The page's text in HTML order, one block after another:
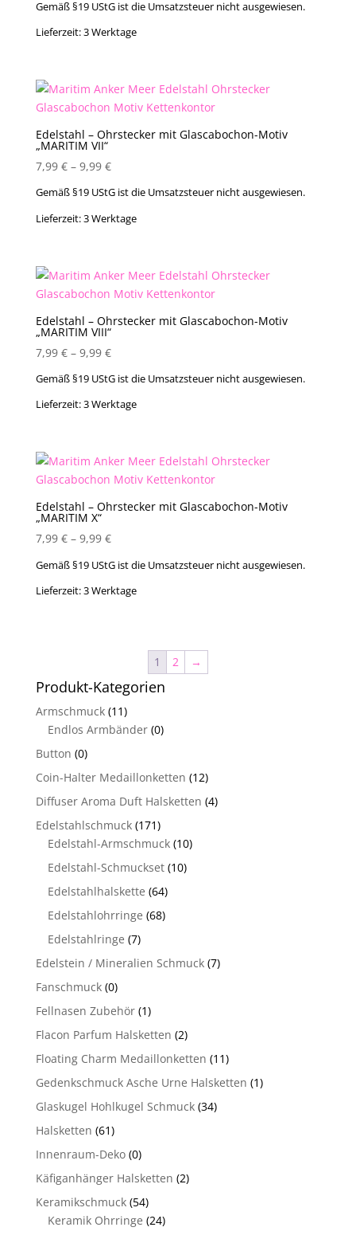
Gemäß §19 UStG ist die Umsatzsteuer nicht ausgewiesen.
Lieferzeit:3 Werktage
Edelstahl – Ohrstecker mit Glascabochon-Motiv
„MARITIM VII“
7,99 €– 9,99 €
Gemäß §19 UStG ist die Umsatzsteuer nicht ausgewiesen.
Lieferzeit:3 Werktage
Edelstahl – Ohrstecker mit Glascabochon-Motiv
„MARITIM VIII“
7,99 €– 9,99 €
Gemäß §19 UStG ist die Umsatzsteuer nicht ausgewiesen.
Lieferzeit:3 Werktage
Edelstahl – Ohrstecker mit Glascabochon-Motiv
„MARITIM X“
7,99 €– 9,99 €
Gemäß §19 UStG ist die Umsatzsteuer nicht ausgewiesen.
Lieferzeit:3 Werktage
1 2 →
Produkt-Kategorien
Armschmuck (11)
Endlos Armbänder (0)
Button (0)
Coin-Halter Medaillonketten (12)
Diffuser Aroma Duft Halsketten (4)
Edelstahlschmuck (171)
Edelstahl-Armschmuck (10)
Edelstahl-Schmuckset (10)
Edelstahlhalskette (64)
Edelstahlohrringe (68)
Edelstahlringe (7)
Edelstein / Mineralien Schmuck (7)
Fanschmuck (0)
Fellnasen Zubehör (1)
Flacon Parfum Halsketten (2)
Floating Charm Medaillonketten (11)
Gedenkschmuck Asche Urne Halsketten (1)
Glaskugel Hohlkugel Schmuck (34)
Halsketten (61)
Innenraum-Deko (0)
Käfiganhänger Halsketten (2)
Keramikschmuck (54)
Keramik Ohrringe (24)